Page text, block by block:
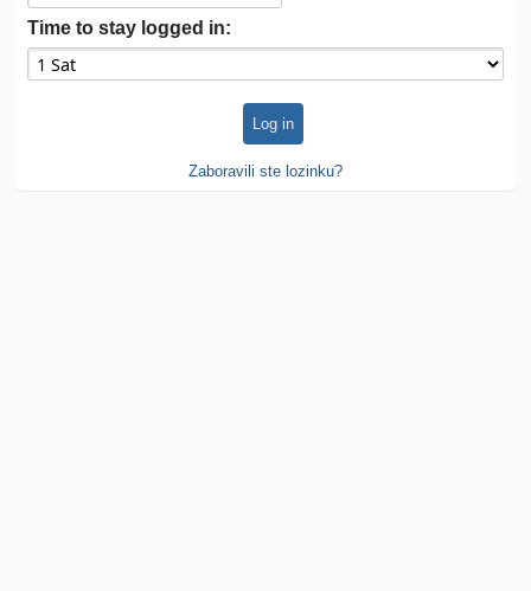
Time to stay logged in:
Zaboravili ste lozinku?